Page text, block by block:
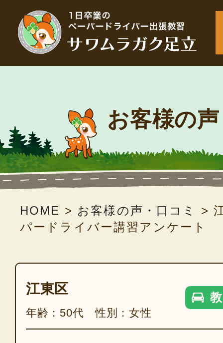
お客様の
HOME > お客様の声・口コミ >
パードライバー講習アンケート
江東区
年齢：50代 性別：女性